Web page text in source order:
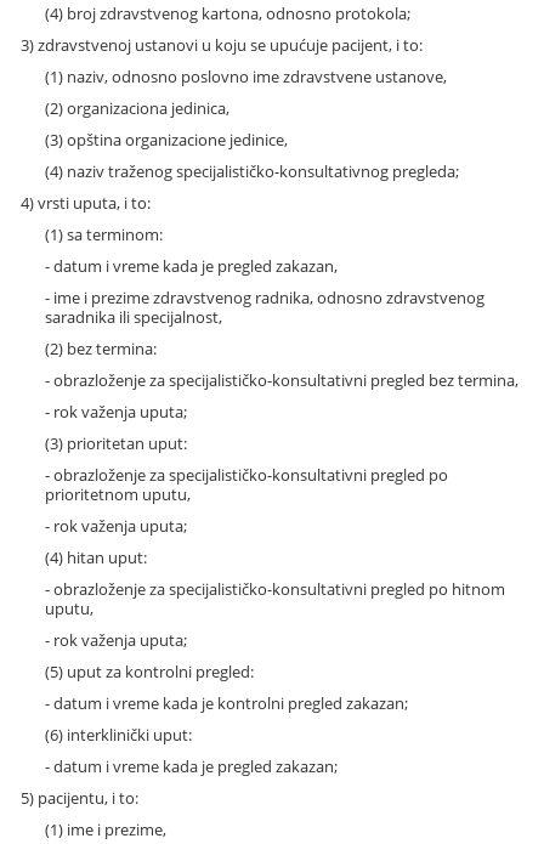
(4) broj zdravstvenog kartona, odnosno protokola;
3) zdravstvenoj ustanovi u koju se upućuje pacijent, i to:
(1) naziv, odnosno poslovno ime zdravstvene ustanove,
(2) organizaciona jedinica,
(3) opština organizacione jedinice,
(4) naziv traženog specijalističko-konsultativnog pregleda;
4) vrsti uputa, i to:
(1) sa terminom:
- datum i vreme kada je pregled zakazan,
- ime i prezime zdravstvenog radnika, odnosno zdravstvenog
saradnika ili specijalnost,
(2) bez termina:
- obrazloženje za specijalističko-konsultativni pregled bez termina,
- rok važenja uputa;
(3) prioritetan uput:
- obrazloženje za specijalističko-konsultativni pregled po
prioritetnom uputu,
- rok važenja uputa;
(4) hitan uput:
- obrazloženje za specijalističko-konsultativni pregled po hitnom
uputu,
- rok važenja uputa;
(5) uput za kontrolni pregled:
- datum i vreme kada je kontrolni pregled zakazan;
(6) interklinički uput:
- datum i vreme kada je pregled zakazan;
5) pacijentu, i to:
(1) ime i prezime,